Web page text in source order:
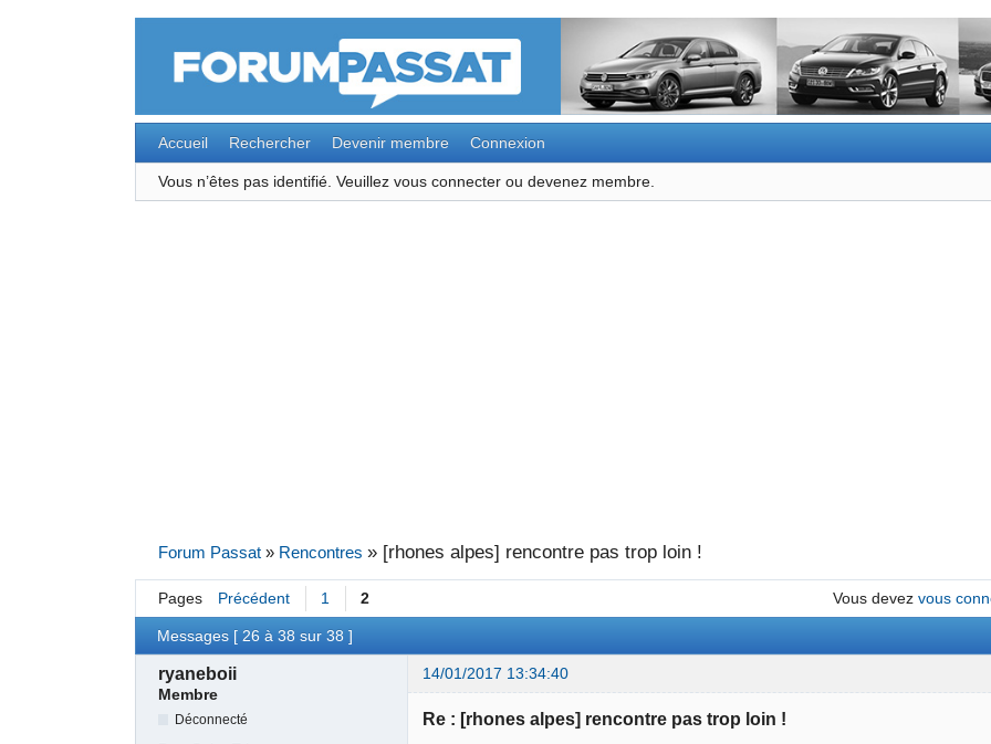
Accueil Rechercher Devenir membre Connexion
Vous n’êtes pas identifié. Veuillez vous connecter ou devenez membre.
Forum Passat » Rencontres » [rhones alpes] rencontre pas trop loin !
Pages Précédent 1 2 Vous devez vous
Messages [ 26 à 38 sur 38 ]
ryaneboii
14/01/2017 13:34:40
Membre
Déconnecté Re : [rhones alpes] rencontre pas trop loin !